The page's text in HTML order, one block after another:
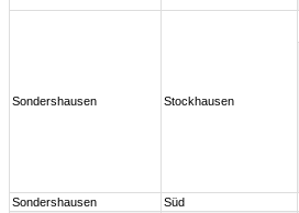
Sondershausen Stockhausen
Sondershausen Süd